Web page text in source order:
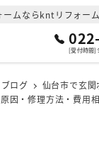
ームならkntリフォーム
[受付時間]
ブログ
仙台市で玄
因・修理方法・費用